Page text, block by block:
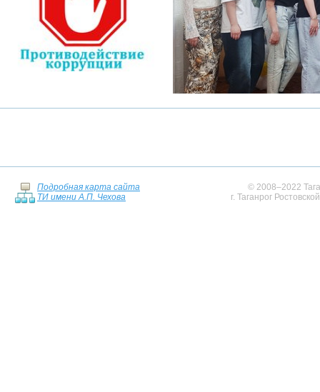
Подробная карта сайта
ТИ имени А.П. Чехова
© 2008–2022
г. Таганрог